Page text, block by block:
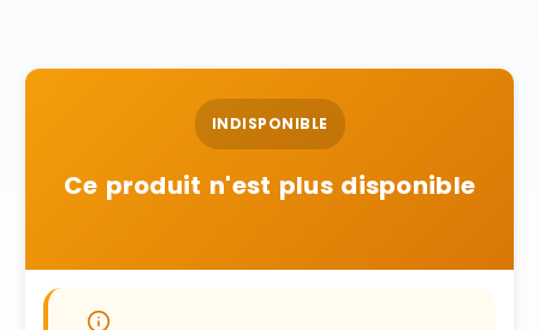
INDISPONIBLE
Ce produit n'est plus disponible